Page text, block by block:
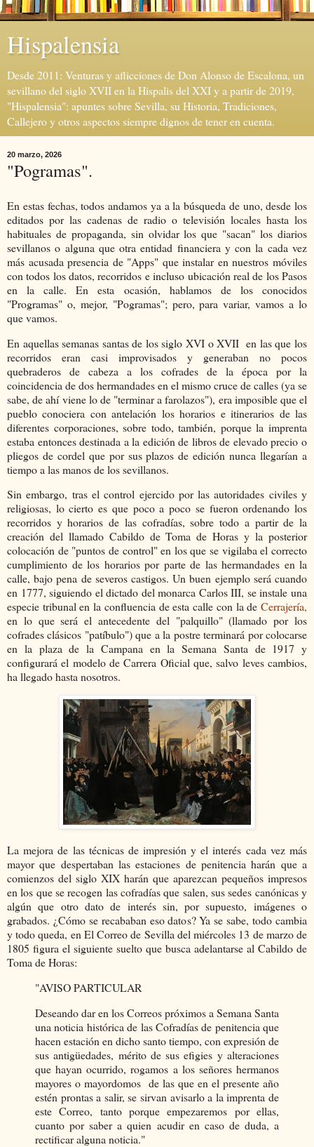
Hispalensia
Desde 2011: Venturas y aflicciones de Don Alonso de Escalona, un
sevillano del siglo XVII en la Hispalis del XXI y a partir de 2019,
"Hispalensia": apuntes sobre Sevilla, su Historia, Tradiciones,
Callejero y otros aspectos siempre dignos de tener en cuenta.
20 marzo, 2026
"Pogramas".
En estas fechas, todos andamos ya a la búsqueda de uno, desde los
editados por las cadenas de radio o televisión locales hasta los
habituales de propaganda, sin olvidar los que "sacan" los diarios
sevillanos o alguna que otra entidad financiera y con la cada vez
más acusada presencia de "Apps" que instalar en nuestros móviles
con todos los datos, recorridos e incluso ubicación real de los Pasos
en la calle. En esta ocasión, hablamos de los conocidos
"Programas" o, mejor, "Pogramas"; pero, para variar, vamos a lo
que vamos.
En aquellas semanas santas de los siglo XVI o XVII en las que los
recorridos eran casi improvisados y generaban no pocos
quebraderos de cabeza a los cofrades de la época por la
coincidencia de dos hermandades en el mismo cruce de calles (ya se
sabe, de ahí viene lo de "terminar a farolazos"), era imposible que el
pueblo conociera con antelación los horarios e itinerarios de las
diferentes corporaciones, sobre todo, también, porque la imprenta
estaba entonces destinada a la edición de libros de elevado precio o
pliegos de cordel que por sus plazos de edición nunca llegarían a
tiempo a las manos de los sevillanos.
Sin embargo, tras el control ejercido por las autoridades civiles y
religiosas, lo cierto es que poco a poco se fueron ordenando los
recorridos y horarios de las cofradías, sobre todo a partir de la
creación del llamado Cabildo de Toma de Horas y la posterior
colocación de "puntos de control" en los que se vigilaba el correcto
cumplimiento de los horarios por parte de las hermandades en la
calle, bajo pena de severos castigos. Un buen ejemplo será cuando
en 1777, siguiendo el dictado del monarca Carlos III, se instale una
especie tribunal en la confluencia de esta calle con la de Cerrajería,
en lo que será el antecedente del "palquillo" (llamado por los
cofrades clásicos "patíbulo") que a la postre terminará por colocarse
en la plaza de la Campana en la Semana Santa de 1917 y
configurará el modelo de Carrera Oficial que, salvo leves cambios,
ha llegado hasta nosotros.
La mejora de las técnicas de impresión y el interés cada vez más
mayor que despertaban las estaciones de penitencia harán que a
comienzos del siglo XIX harán que aparezcan pequeños impresos
en los que se recogen las cofradías que salen, sus sedes canónicas y
algún que otro dato de interés sin, por supuesto, imágenes o
grabados. ¿Cómo se recababan eso datos? Ya se sabe, todo cambia
y todo queda, en El Correo de Sevilla del miércoles 13 de marzo de
1805 figura el siguiente suelto que busca adelantarse al Cabildo de
Toma de Horas:
"AVISO PARTICULAR
Deseando dar en los Correos próximos a Semana Santa
una noticia histórica de las Cofradías de penitencia que
hacen estación en dicho santo tiempo, con expresión de
sus antigüedades, mérito de sus efigies y alteraciones
que hayan ocurrido, rogamos a los señores hermanos
mayores o mayordomos de las que en el presente año
estén prontas a salir, se sirvan avisarlo a la imprenta de
este Correo, tanto porque empezaremos por ellas,
cuanto por saber a quien acudir en caso de duda, a
rectificar alguna noticia."